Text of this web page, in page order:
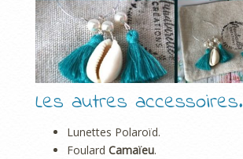
Les autres accessoires.
Lunettes Polaroïd.
Foulard Camaïeu.